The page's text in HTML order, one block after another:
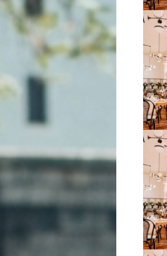
VIŠE INFORMACIJA
VIŠE INFORMACIJA